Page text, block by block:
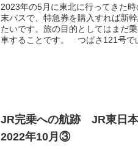
2023年の5月に東北に行ってきた
末パスで、特急券を購入すれば新
たいです。旅の目的としてはまだ
車することです。 つばさ121号で
JR完乗への航跡 JR東日
2022年10月③